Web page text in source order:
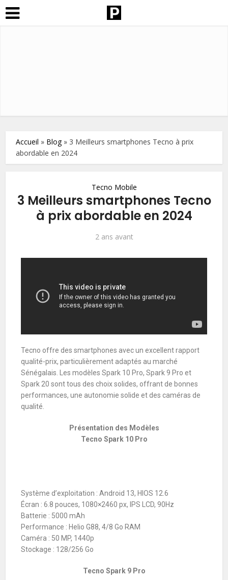
Accueil » Blog» 3 Meilleurs smartphones Tecno à prix
abordable en 2024
Tecno Mobile
3 Meilleurs smartphones Tecno
à prix abordable en 2024
2 ans avant
Tecno offre des smartphones avec un excellent rapport
qualité-prix, particulièrement adaptés au marché
Sénégalais. Les modèles Spark 10 Pro, Spark 9 Pro et
Spark 20 sont tous des choix solides, offrant de bonnes
performances, une autonomie solide et des caméras de
qualité.
Présentation des Modèles
Tecno Spark 10 Pro
Système d’exploitation : Android 13, HIOS 12.6
Écran : 6.8 pouces, 1080×2460 px, IPS LCD, 90Hz
Batterie : 5000 mAh
Performance : Helio G88, 4/8 Go RAM
Caméra : 50 MP, 1440p
Stockage : 128/256 Go
Tecno Spark 9 Pro